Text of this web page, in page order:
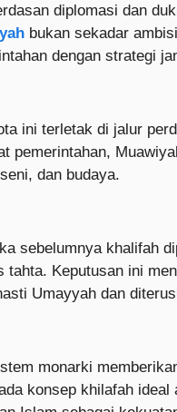
diplomasi dan
bukan sekadar
dengan strategi
ini terletak di jalur
pemerintahan,
dan budaya.
sebelumnya khalifah
Keputusan ini
Umayyah dan
monarki
konsep khilafah